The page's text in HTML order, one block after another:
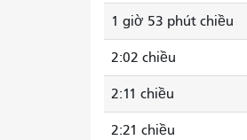
1 giờ 53 phút chiều
2:02 chiều
2:11 chiều
2:21 chiều